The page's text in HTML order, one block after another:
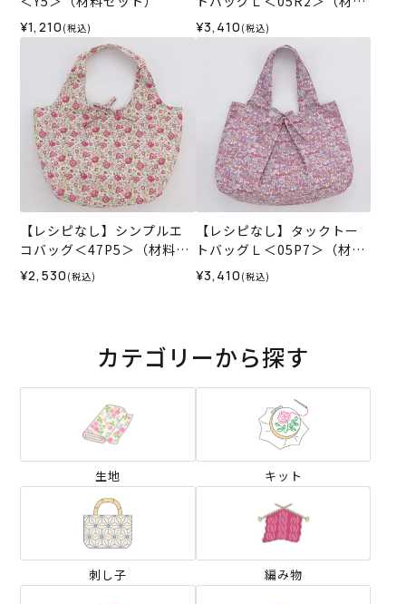
¥1,210 (税込)
セット）
¥3,410 (税込)
【レシピなし】シンプルエ
コバッグ＜47P5＞（材料セ
ット）
¥2,530 (税込)
【レシピなし】タックトー
トバッグＬ＜05P7＞（材料
セット）
¥3,410 (税込)
カテゴリーから探す
生地 キット
刺し子 編み物